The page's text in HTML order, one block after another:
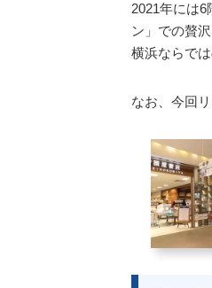
2021年には
ン」での贅
横浜ならで
なお、今回